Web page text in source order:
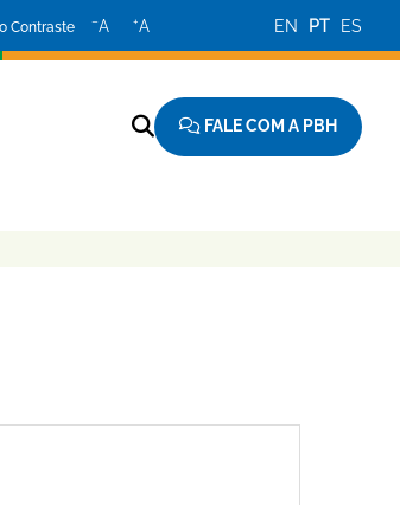
Contraste −A +A EN PT ES
FALE COM A PBH